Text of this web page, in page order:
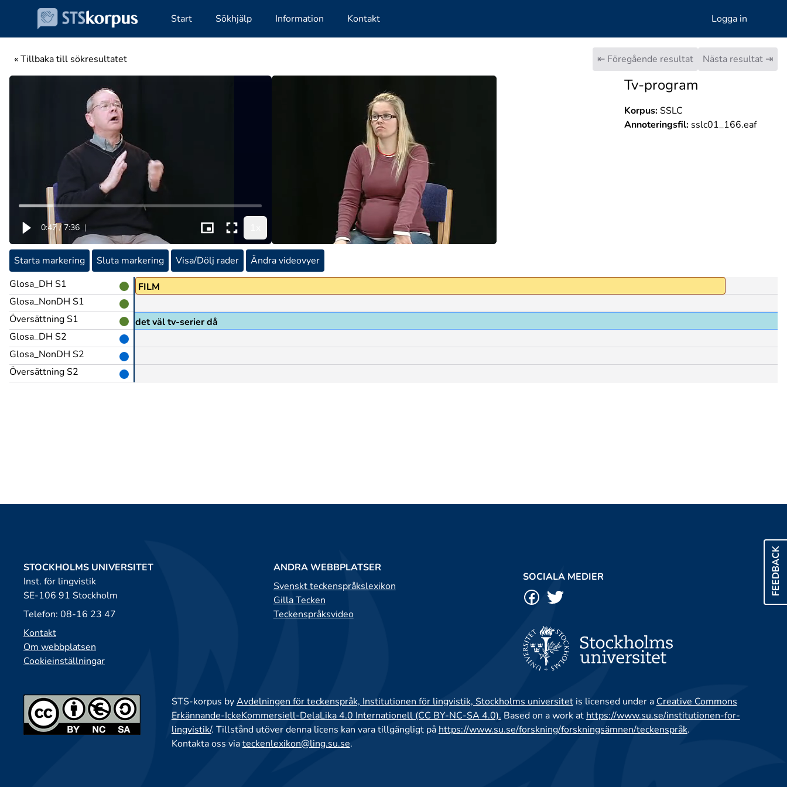
Start Sökhjälp Information Kontakt Logga in
« Tillbaka till sökresultatet ⇤ Föregående resultat Nästa resultat ⇥
0:47 / 7:36 |
Tv-program
Korpus:SSLC
Annoteringsfil:sslc01_166.eaf
Starta markering Sluta markering Visa/Dölj rader
Ändra videovyer
Glosa_DH S1
Glosa_NonDH S1
Översättning S1
Glosa_DH S2
Glosa_NonDH S2
Översättning S2
FILM
Äää när det gäller film ja då är det väl tv-serier då
FEEDBACK
STOCKHOLMS UNIVERSITET
Inst. för lingvistik
SE-106 91 Stockholm
Telefon: 08-16 23 47
Kontakt
Om webbplatsen
Cookieinställningar
ANDRA WEBBPLATSER
Svenskt teckenspråkslexikon
Gilla Tecken
Teckenspråksvideo
SOCIALA MEDIER
STS-korpus byAvdelningen för teckenspråk, Institutionen för lingvistik, Stockholms universitetis licensed under a Creative Commons
Erkännande-IckeKommersiell-DelaLika 4.0 Internationell (CC BY-NC-SA 4.0). Based on a work at https://www.su.se/institutionen-for-
lingvistik/. Tillstånd utöver denna licens kan vara tillgängligt på https://www.su.se/forskning/forskningsämnen/teckenspråk.
Kontakta oss viateckenlexikon@ling.su.se.